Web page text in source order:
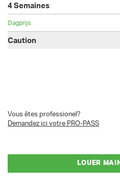
Vous êtes professionel?
Demandez ici votre PRO-PASS
LOUER